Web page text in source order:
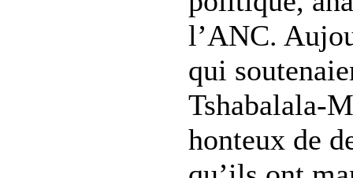
l’ANC.
qui
Tshabalala-
honteux de